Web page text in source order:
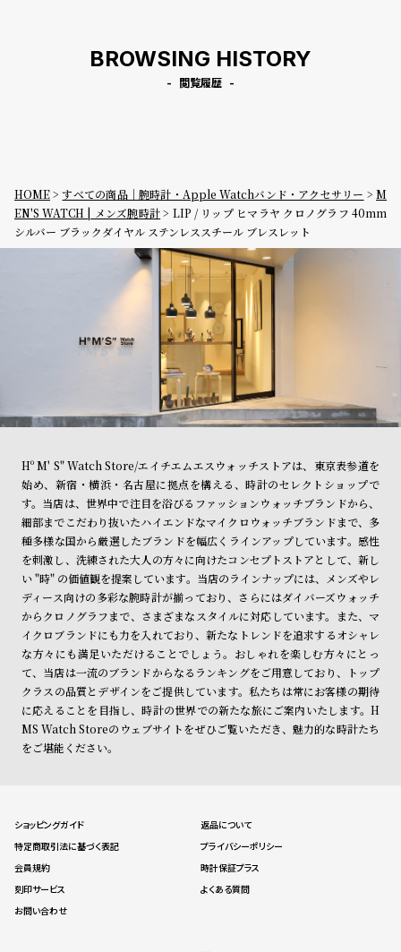
BROWSING HISTORY
閲覧履歴
HOME すべての商品｜腕時計・Apple Watchバンド・アクセサリー
M
EN'S WATCH | メンズ腕時計
LIP / リップ ヒマラヤ クロノグラフ 40mm
シルバー ブラックダイヤル ステンレススチール ブレスレット
Hº M' S" Watch Store/エイチエムエスウォッチストアは、東京表参道を
始め、新宿・横浜・名古屋に拠点を構える、時計のセレクトショップで
す。当店は、世界中で注目を浴びるファッションウォッチブランドから、
細部までこだわり抜いたハイエンドなマイクロウォッチブランドまで、多
種多様な国から厳選したブランドを幅広くラインアップしています。感性
を刺激し、洗練された大人の方々に向けたコンセプトストアとして、新し
い "時" の価値観を提案しています。当店のラインナップには、メンズやレ
ディース向けの多彩な腕時計が揃っており、さらにはダイバーズウォッチ
からクロノグラフまで、さまざまなスタイルに対応しています。また、マ
イクロブランドにも力を入れており、新たなトレンドを追求するオシャレ
な方々にも満足いただけることでしょう。おしゃれを楽しむ方々にとっ
て、当店は一流のブランドからなるランキングをご用意しており、トップ
クラスの品質とデザインをご提供しています。私たちは常にお客様の期待
に応えることを目指し、時計の世界での新たな旅にご案内いたします。H
MS Watch Storeのウェブサイトをぜひご覧いただき、魅力的な時計たち
をご堪能ください。
ショッピングガイド
返品について
特定商取引法に基づく表記
プライバシーポリシー
会員規約
時計保証プラス
刻印サービス
よくある質問
お問い合わせ